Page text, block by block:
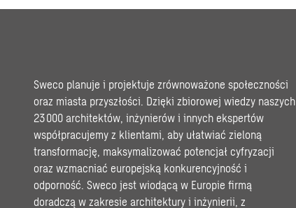
Sweco planuje i projektuje zrównoważone społeczności
oraz miasta przyszłości. Dzięki zbiorowej wiedzy naszych
23 000 architektów, inżynierów i innych ekspertów
współpracujemy z klientami, aby ułatwiać zieloną
transformację, maksymalizować potencjał cyfryzacji
oraz wzmacniać europejską konkurencyjność i
odporność. Sweco jest wiodącą w Europie firmą
doradczą w zakresie architektury i inżynierii, z